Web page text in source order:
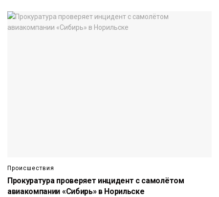
Происшествия
Прокуратура проверяет инцидент с самолётом
авиакомпании «Сибирь» в Норильске